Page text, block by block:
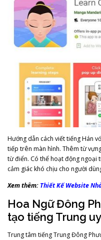
Hướng dẫn cách viết tiếng Hán
tiếp trên màn hình. Thêm từ
từ điển. Có thể hoạt động ngoại
cảm giác khó chịu cho người
Xem thêm: Thiết Kế Website
Hoa Ngữ Đông
tạo tiếng Trung
Trung tâm tiếng Trung Đông